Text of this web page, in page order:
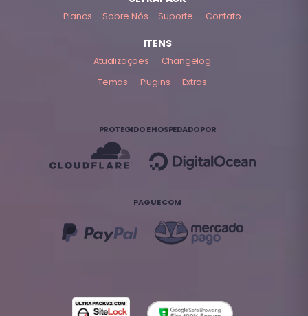
Planos Sobre Nós Suporte Contato
ITENS
Atualizações
Changelog
Temas
Plugins Extras
PROTEGIDO E HOSPEDADO POR
PAGUE COM